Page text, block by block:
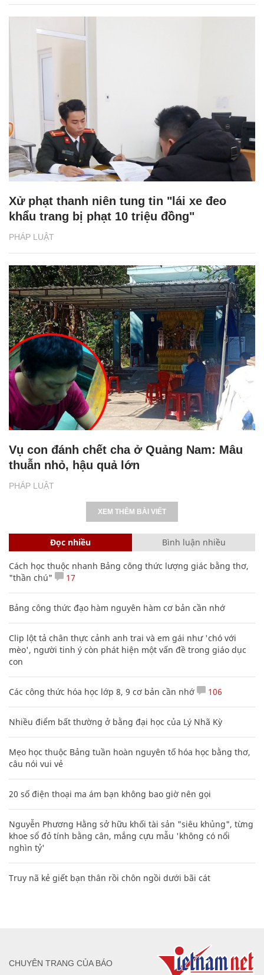
PHÁP LUẬT
Xử phạt thanh niên tung tin "lái xe đeo
khẩu trang bị phạt 10 triệu đồng"
PHÁP LUẬT
Vụ con đánh chết cha ở Quảng Nam: Mâu
thuẫn nhỏ, hậu quả lớn
XEM THÊM BÀI VIẾT
Đọc nhiều Bình luận nhiều
Cách học thuộc nhanh Bảng công thức lượng giác bằng thơ,
"thần chú"
17
Bảng công thức đạo hàm nguyên hàm cơ bản cần nhớ
Clip lột tả chân thực cảnh anh trai và em gái như 'chó với
mèo', người tinh ý còn phát hiện một vấn đề trong giáo dục
con
Các công thức hóa học lớp 8, 9 cơ bản cần nhớ 106
Nhiều điểm bất thường ở bằng đại học của Lý Nhã Kỳ
Mẹo học thuộc Bảng tuần hoàn nguyên tố hóa học bằng thơ,
câu nói vui vẻ
20 số điện thoại ma ám bạn không bao giờ nên gọi
Nguyễn Phương Hằng sở hữu khối tài sản "siêu khủng", từng
khoe sổ đỏ tính bằng cân, mắng cựu mẫu 'không có nổi
nghìn tỷ'
Truy nã kẻ giết bạn thân rồi chôn ngồi dưới bãi cát
CHUYÊN TRANG CỦA BÁO